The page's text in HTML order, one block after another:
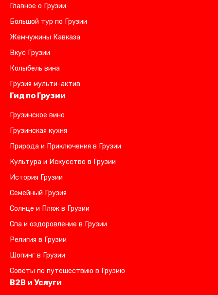
Главное о Грузии
Большой тур по Грузии
Жемчужины Кавказа
Вкус Грузии
Колыбель вина
Грузия мульти-актив
Гид по Грузии
Грузинское вино
Грузинская кухня
Природа и Приключения в Грузии
Культура и Искусство в Грузии
История Грузии
Семейный Грузия
Солнце и Пляж в Грузии
Спа и оздоровление в Грузии
Религия в Грузии
Шопинг в Грузии
Советы по путешествию в Грузию
B2B и Услуги